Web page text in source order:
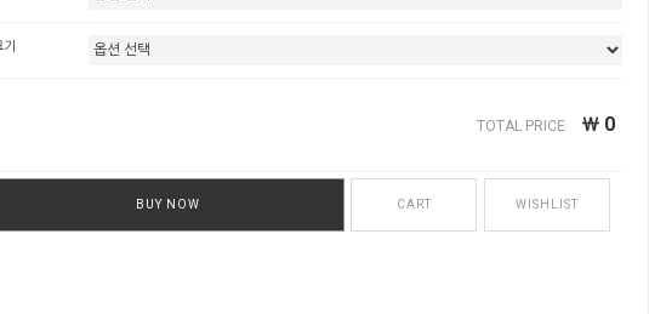
TOTAL PRICE ￦ 0
BUY NOW CART WISHLIST